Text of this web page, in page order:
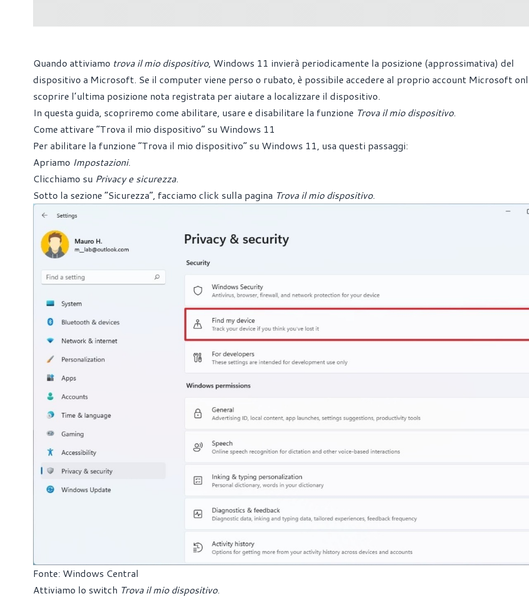
Quando attiviamo trova il mio dispositivo, Windows 11 invierà periodicamente la posizione (approssimativa) del
dispositivo a Microsoft. Se il computer viene perso o rubato, è possibile accedere al proprio account Microsoft
scoprire l’ultima posizione nota registrata per aiutare a localizzare il dispositivo.
In questa guida, scopriremo come abilitare, usare e disabilitare la funzione Trova il mio dispositivo.
Come attivare “Trova il mio dispositivo” su Windows 11
Per abilitare la funzione “Trova il mio dispositivo” su Windows 11, usa questi passaggi:
Apriamo Impostazioni.
Clicchiamo su Privacy e sicurezza.
Sotto la sezione “Sicurezza”, facciamo click sulla pagina Trova il mio dispositivo.
Fonte: Windows Central
Attiviamo lo switch Trova il mio dispositivo.